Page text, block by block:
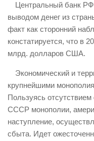
Центральный банк
выводом денег из
факт как сторонний
констатируется, что в
млрд. долларов США.
Экономический и
крупнейшими
Пользуясь
СССР монополии,
наступление,
сбыта. Идет